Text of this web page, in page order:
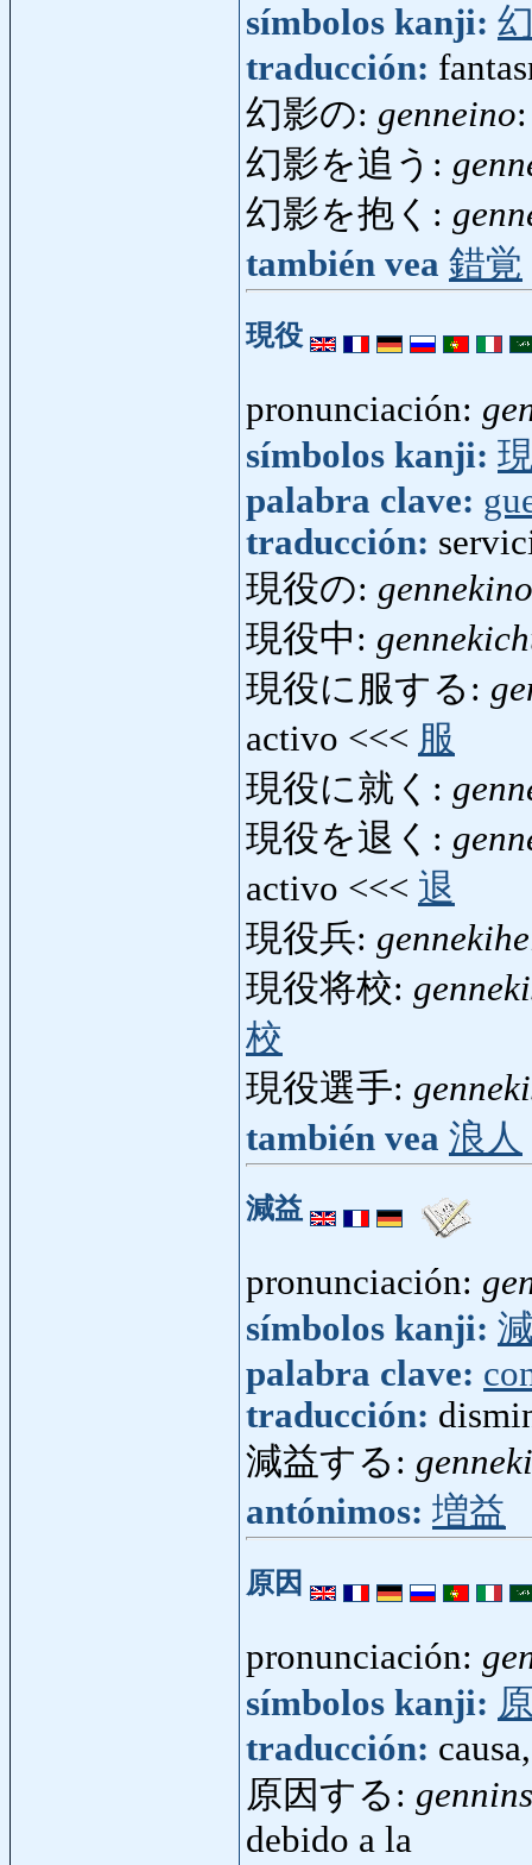
símbolos kanji:
traducción:
幻影の: genneino
幻影を追う:
幻影を抱く:
también vea 錯覚
現役
pronunciación:
símbolos kanji:
palabra clave:
traducción:
現役の: gennekino
現役中:
現役に服する:
activo <<< 服
現役に就く:
現役を退く:
activo <<< 退
現役兵:
現役将校:
校
現役選手:
también vea 浪人
減益
pronunciación:
símbolos kanji:
palabra clave:
traducción:
減益する:
antónimos: 増益
原因
pronunciación:
símbolos kanji:
traducción:
原因する:
debido a la